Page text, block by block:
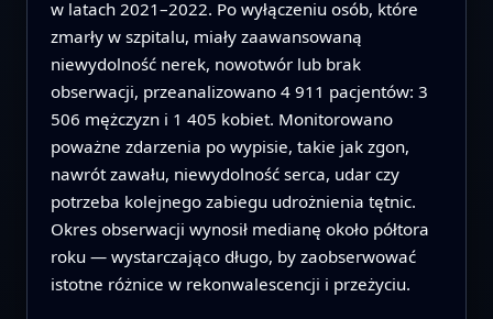
w latach 2021–2022. Po wyłączeniu osób, które
zmarły w szpitalu, miały zaawansowaną
niewydolność nerek, nowotwór lub brak
obserwacji, przeanalizowano 4 911 pacjentów: 3
506 mężczyzn i 1 405 kobiet. Monitorowano
poważne zdarzenia po wypisie, takie jak zgon,
nawrót zawału, niewydolność serca, udar czy
potrzeba kolejnego zabiegu udrożnienia tętnic.
Okres obserwacji wynosił medianę około półtora
roku — wystarczająco długo, by zaobserwować
istotne różnice w rekonwalescencji i przeżyciu.